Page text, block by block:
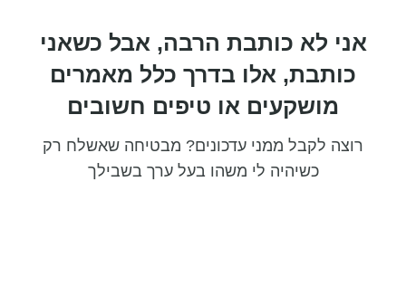
אני לא כותבת הרבה, אבל כשאני
כותבת, אלו בדרך כלל מאמרים
מושקעים או טיפים חשובים
רוצה לקבל ממני עדכונים? מבטיחה שאשלח רק
כשיהיה לי משהו בעל ערך בשבילך